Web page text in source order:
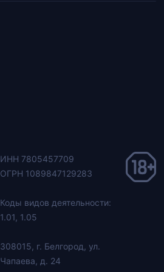
ИНН 7805457709
ОГРН 1089847129283
Коды видов деятельности:
1.01, 1.05
308015, г. Белгород, ул.
Чапаева, д. 24